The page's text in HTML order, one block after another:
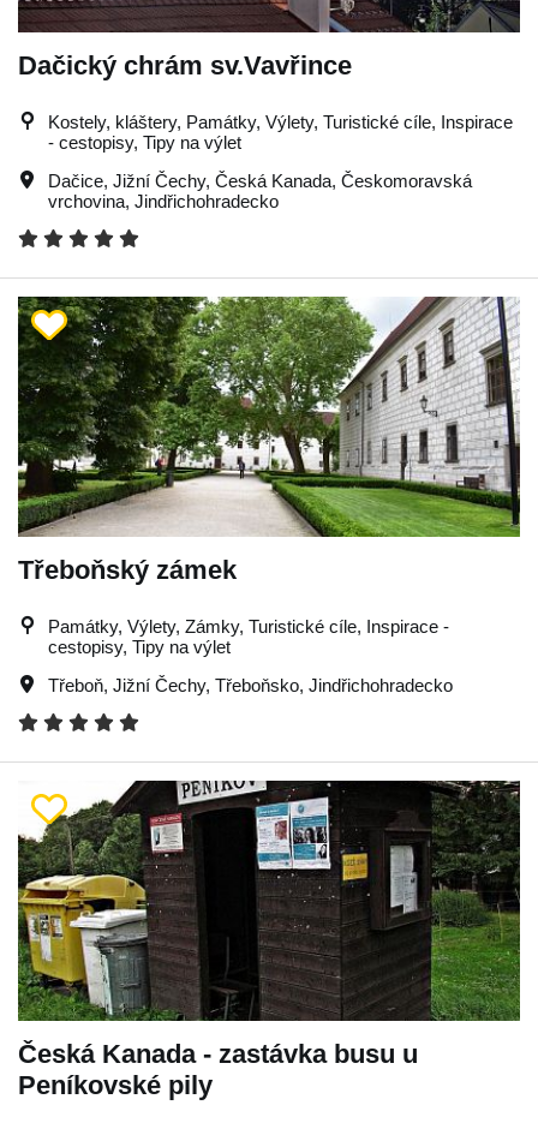
Dačický chrám sv.Vavřince
Kostely, kláštery, Památky, Výlety, Turistické cíle, Inspirace
- cestopisy, Tipy na výlet
Dačice, Jižní Čechy, Česká Kanada, Českomoravská
vrchovina, Jindřichohradecko
Třeboňský zámek
Památky, Výlety, Zámky, Turistické cíle, Inspirace -
cestopisy, Tipy na výlet
Třeboň, Jižní Čechy, Třeboňsko, Jindřichohradecko
Česká Kanada - zastávka busu u
Peníkovské pily